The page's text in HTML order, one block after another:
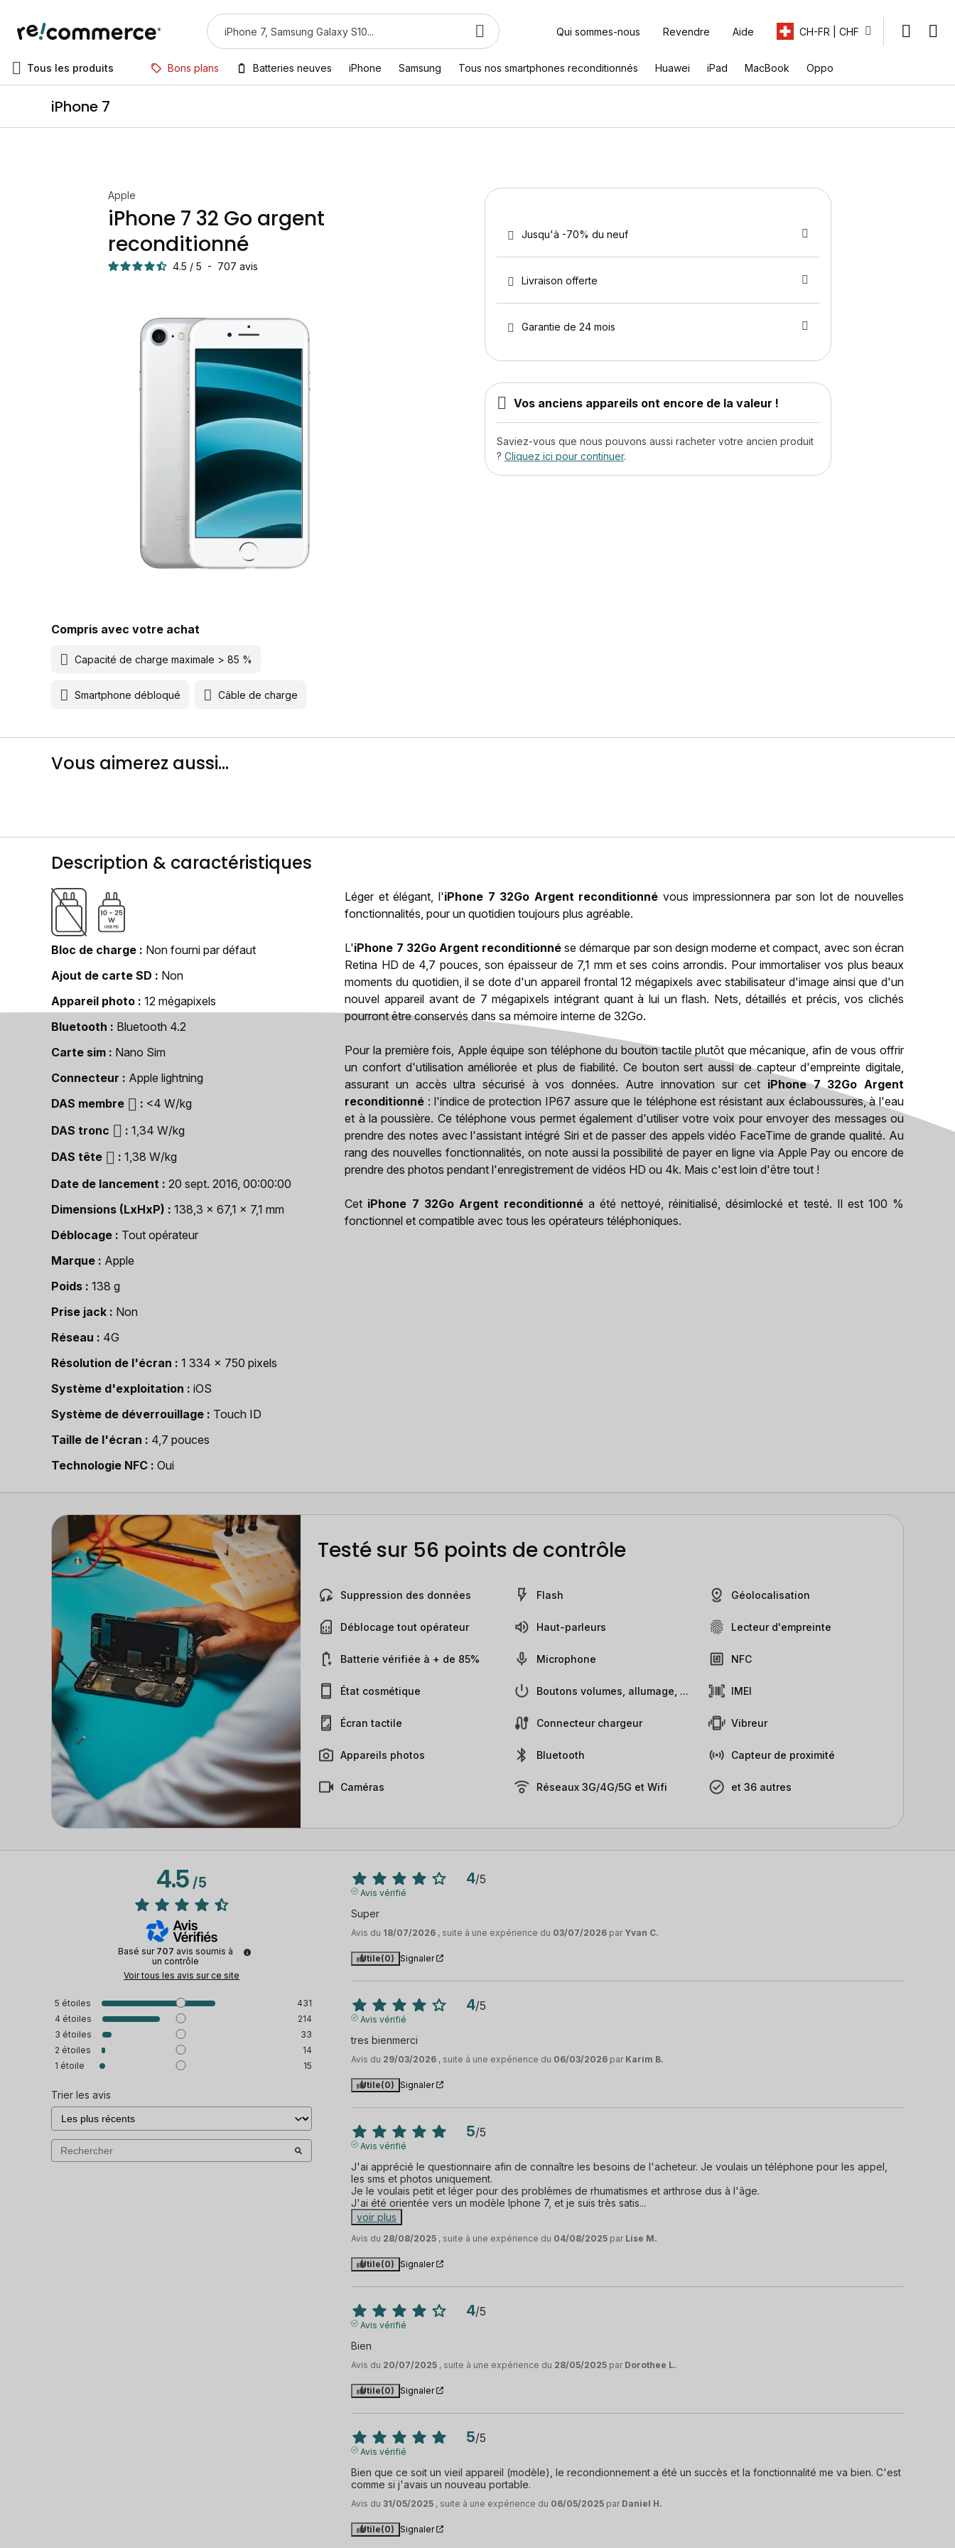
Qui sommes-nous Revendre Aide CH-FR | CHF
Tous les produits Bons plans Batteries neuves iPhone Samsung Tous nos smartphones reconditionnés Huawei iPad MacBook Oppo
iPhone 7
Apple
iPhone 7 32 Go argent
reconditionné
4.5 / 5 - 707 avis
Compris avec votre achat
Capacité de charge maximale > 85 %
Smartphone débloqué Câble de charge
Jusqu'à -70% du neuf
Livraison offerte
Garantie de 24 mois
Vos anciens appareils ont encore de la valeur !
Saviez-vous que nous pouvons aussi racheter votre ancien produit
? Cliquez ici pour continuer.
Vous aimerez aussi...
Description & caractéristiques
Bloc de charge
Non fourni par défaut
Ajout de carte SD
Non
Appareil photo
12 mégapixels
Bluetooth
Bluetooth 4.2
Carte sim
Nano Sim
Connecteur
Apple lightning
DAS membre
<4 W/kg
DAS tronc
1,34 W/kg
DAS tête
1,38 W/kg
Date de lancement
20 sept. 2016, 00:00:00
Dimensions (LxHxP)
138,3 x 67,1 x 7,1 mm
Déblocage
Tout opérateur
Marque
Apple
Poids
138 g
Prise jack
Non
Réseau
4G
Résolution de l'écran
1 334 x 750 pixels
Système d'exploitation
iOS
Système de déverrouillage
Touch ID
Taille de l'écran
4,7 pouces
Technologie NFC
Oui
Léger et élégant, l'iPhone 7 32Go Argent reconditionné vous impressionnera par son lot de nouvelles
fonctionnalités, pour un quotidien toujours plus agréable.
L'iPhone 7 32Go Argent reconditionné se démarque par son design moderne et compact, avec son écran
Retina HD de 4,7 pouces, son épaisseur de 7,1 mm et ses coins arrondis. Pour immortaliser vos plus beaux
moments du quotidien, il se dote d'un appareil frontal 12 mégapixels avec stabilisateur d'image ainsi que d'un
nouvel appareil avant de 7 mégapixels intégrant quant à lui un flash. Nets, détaillés et précis, vos clichés
pourront être conservés dans sa mémoire interne de 32Go.
Pour la première fois, Apple équipe son téléphone du bouton tactile plutôt que mécanique, afin de vous offrir
un confort d'utilisation améliorée et plus de fiabilité. Ce bouton sert aussi de capteur d'empreinte digitale,
assurant un accès ultra sécurisé à vos données. Autre innovation sur cet iPhone 7 32Go Argent
reconditionné : l'indice de protection IP67 assure que le téléphone est résistant aux éclaboussures, à l'eau
et à la poussière. Ce téléphone vous permet également d'utiliser votre voix pour envoyer des messages ou
prendre des notes avec l'assistant intégré Siri et de passer des appels vidéo FaceTime de grande qualité. Au
rang des nouvelles fonctionnalités, on note aussi la possibilité de payer en ligne via Apple Pay ou encore de
prendre des photos pendant l'enregistrement de vidéos HD ou 4k. Mais c'est loin d'être tout !
Cet iPhone 7 32Go Argent reconditionnéa été nettoyé, réinitialisé, désimlocké et testé. Il est 100 %
fonctionnel et compatible avec tous les opérateurs téléphoniques.
Testé sur 56 points de contrôle
Suppression des données
Déblocage tout opérateur
Batterie vérifiée à + de 85%
État cosmétique
Écran tactile
Appareils photos
Caméras
Flash
Haut-parleurs
Microphone
Boutons volumes, allumage, ...
Connecteur chargeur
Bluetooth
Réseaux 3G/4G/5G et Wifi
Géolocalisation
Lecteur d'empreinte
NFC
IMEI
Vibreur
Capteur de proximité
et 36 autres
4.5/5
Basé sur 707 avis soumis à
un contrôle
Voir tous les avis sur ce site
5 étoiles
431
4 étoiles
214
3 étoiles
33
2 étoiles
14
1 étoile 15
Trier les avis
4/5
Avis vérifié
Super
Avis du 18/07/2026 , suite à une expérience du 03/07/2026 par Yvan C.
Utile(0) Signaler
4/5
Avis vérifié
tres bienmerci
Avis du 29/03/2026 , suite à une expérience du 06/03/2026 par Karim B.
Utile(0) Signaler
5/5
Avis vérifié
J'ai apprécié le questionnaire afin de connaître les besoins de l'acheteur. Je voulais un téléphone pour les appel,
les sms et photos uniquement.
Je le voulais petit et léger pour des problèmes de rhumatismes et arthrose dus à l'âge.
J'ai été orientée vers un modèle Iphone 7, et je suis très satis...
voir plus
Avis du 28/08/2025 , suite à une expérience du 04/08/2025 par Lise M.
Utile(0) Signaler
4/5
Avis vérifié
Bien
Avis du 20/07/2025 , suite à une expérience du 28/05/2025 par Dorothee L.
Utile(0) Signaler
5/5
Avis vérifié
Bien que ce soit un vieil appareil (modèle), le recondionnement a été un succès et la fonctionnalité me va bien. C'est
comme si j'avais un nouveau portable.
Avis du31/05/2025 , suite à une expérience du 06/05/2025 par Daniel H.
Utile(0) Signaler